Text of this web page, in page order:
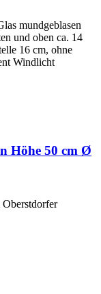
mundgeblasen
und oben ca. 14
16 cm, ohne
Windlicht
Höhe 50 cm Ø